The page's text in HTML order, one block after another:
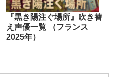
『黒き陽注ぐ場所』吹き替
え声優一覧 （フランス
2025年）